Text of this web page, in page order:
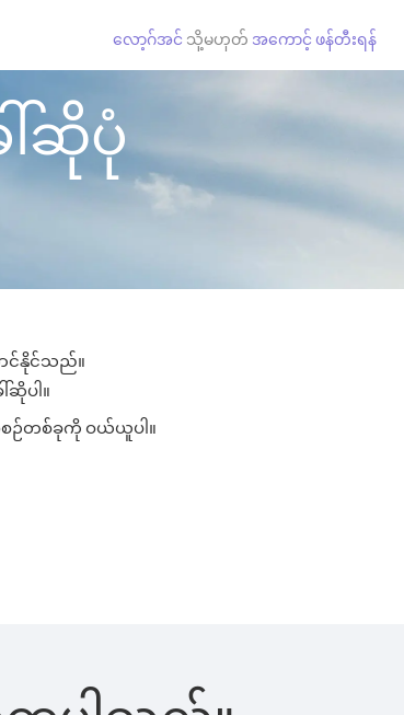
လော့ဂ်အင် သို့မဟုတ် အကောင့် ဖန်တီးရန်
ါ်ဆိုပုံ
ာင်နိုင်သည်။
ဆိုပါ။
စဉ်တစ်ခုကို ဝယ်ယူပါ။